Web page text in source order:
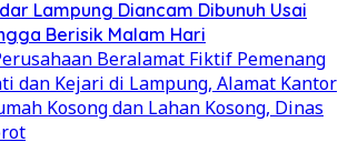
Lampung Diancam Dibunuh Usai
Berisik Malam Hari